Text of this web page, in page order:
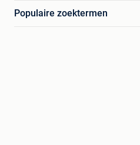
Populaire zoektermen